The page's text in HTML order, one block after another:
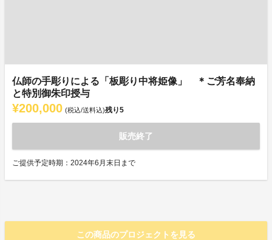
仏師の手彫りによる「板彫り中将姫像」 ＊ご芳名奉納
と特別御朱印授与
¥200,000 (税込/送料込)残り5
販売終了
ご提供予定時期：2024年6月末日まで
この商品のプロジェクトを見る